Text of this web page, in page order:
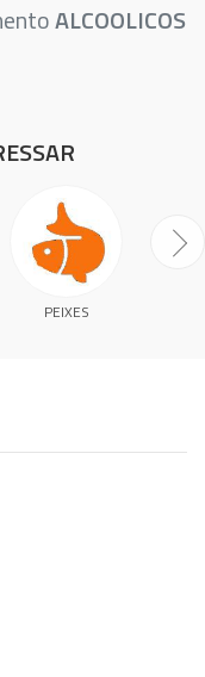
ALCOOLICOS
PEIXES